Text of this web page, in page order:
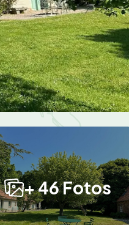
+ 46 Fotos